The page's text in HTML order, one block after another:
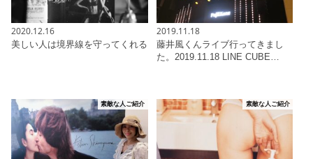
2020.12.16
美しい人は境界線を守ってくれる
2019.11.18
藤井風くんライブ行ってきまし
た。2019.11.18 LINE CUBE…
素敵な人ご紹介 素敵な人ご紹介